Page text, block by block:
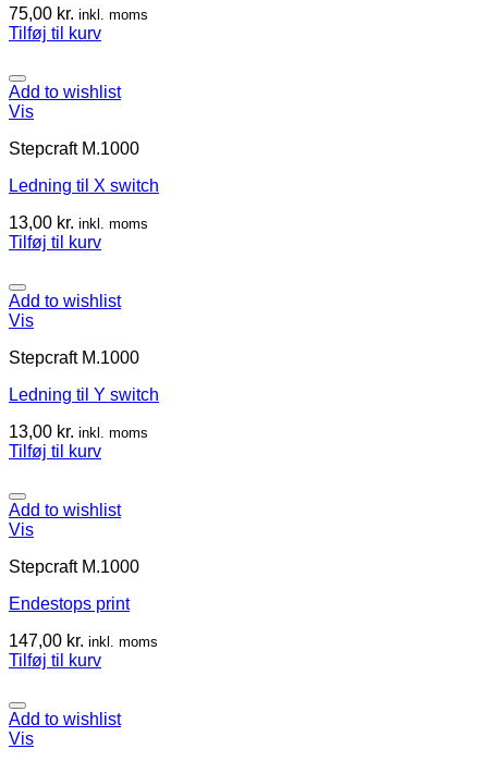
75,00 kr. inkl. moms
Tilføj til kurv
Add to wishlist
Vis
Stepcraft M.1000
Ledning til X switch
13,00 kr. inkl. moms
Tilføj til kurv
Add to wishlist
Vis
Stepcraft M.1000
Ledning til Y switch
13,00 kr. inkl. moms
Tilføj til kurv
Add to wishlist
Vis
Stepcraft M.1000
Endestops print
147,00 kr. inkl. moms
Tilføj til kurv
Add to wishlist
Vis